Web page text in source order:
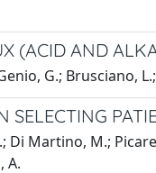
(ACID AND
G.; Brusciano,
Martino, M.;
A.